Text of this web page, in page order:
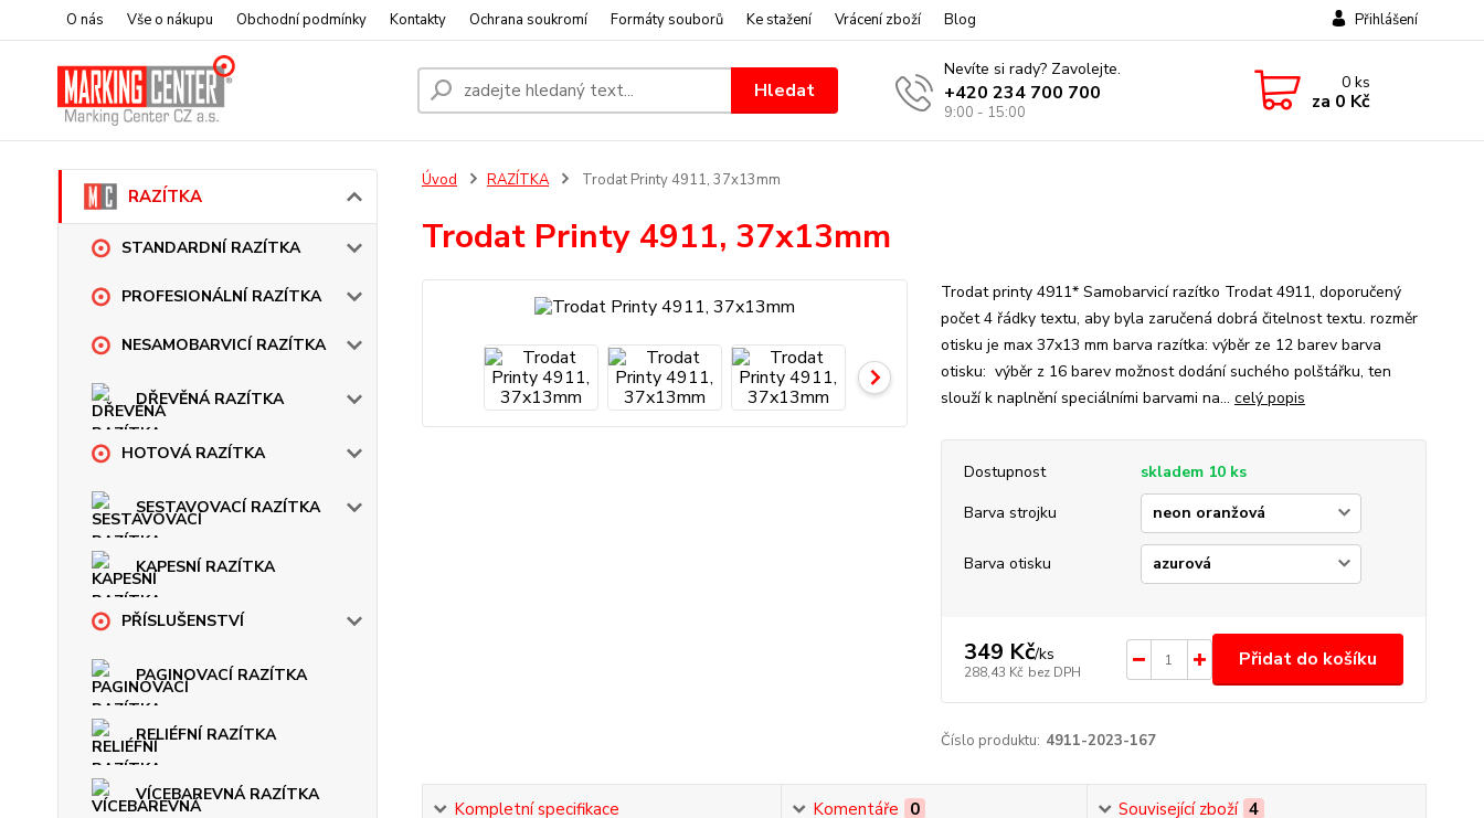
O nás Vše o nákupu Obchodní podmínky Kontakty Ochrana soukromí Formáty souborů Ke stažení Vrácení zboží Blog Přihlášení
Hledat
Nevíte si rady? Zavolejte.
+420 234 700 700
9:00 - 15:00
0ks
za 0 Kč
RAZÍTKA
STANDARDNÍ RAZÍTKA
PROFESIONÁLNÍ RAZÍTKA
NESAMOBARVICÍ RAZÍTKA
DŘEVĚNÁ RAZÍTKA
HOTOVÁ RAZÍTKA
SESTAVOVACÍ RAZÍTKA
KAPESNÍ RAZÍTKA
PŘÍSLUŠENSTVÍ
PAGINOVACÍ RAZÍTKA
RELIÉFNÍ RAZÍTKA
VÍCEBAREVNÁ RAZÍTKA
Úvod RAZÍTKA Trodat Printy 4911, 37x13mm
Trodat Printy 4911, 37x13mm
Trodat printy 4911* Samobarvicí razítko Trodat 4911, doporučený
počet 4 řádky textu, aby byla zaručená dobrá čitelnost textu. rozměr
otisku je max 37x13 mm barva razítka: výběr ze 12 barev barva
otisku: výběr z 16 barev možnost dodání suchého polštářku, ten
slouží k naplnění speciálními barvami na... celý popis
Dostupnost
skladem 10 ks
Barva strojku
Barva otisku
349 Kč/ks
288,43 Kč bez DPH
Přidat do košíku
Číslo produktu: 4911-2023-167
Kompletní specifikace Komentáře 0 Související zboží 4